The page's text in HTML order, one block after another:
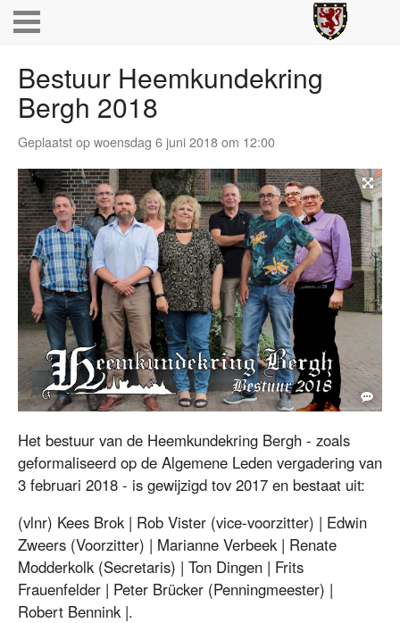
Bestuur Heemkundekring
Bergh 2018
Geplaatst op woensdag 6 juni 2018 om 12:00
Het bestuur van de Heemkundekring Bergh - zoals
geformaliseerd op de Algemene Leden vergadering van
3 februari 2018 - is gewijzigd tov 2017 en bestaat uit:
(vlnr) Kees Brok | Rob Vister (vice-voorzitter) | Edwin
Zweers (Voorzitter) | Marianne Verbeek | Renate
Modderkolk (Secretaris) | Ton Dingen | Frits
Frauenfelder | Peter Brücker (Penningmeester) |
Robert Bennink |.